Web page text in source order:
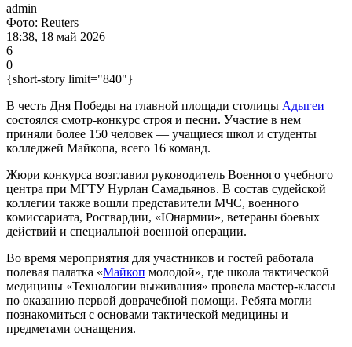
admin
Фото: Reuters
18:38, 18 май 2026
6
0
{short-story limit="840"}
В честь Дня Победы на главной площади столицы Адыгеи
состоялся смотр-конкурс строя и песни. Участие в нем
приняли более 150 человек — учащиеся школ и студенты
колледжей Майкопа, всего 16 команд.
Жюри конкурса возглавил руководитель Военного учебного
центра при МГТУ Нурлан Самадьянов. В состав судейской
коллегии также вошли представители МЧС, военного
комиссариата, Росгвардии, «Юнармии», ветераны боевых
действий и специальной военной операции.
Во время мероприятия для участников и гостей работала
полевая палатка «Майкоп молодой», где школа тактической
медицины «Технологии выживания» провела мастер-классы
по оказанию первой доврачебной помощи. Ребята могли
познакомиться с основами тактической медицины и
предметами оснащения.